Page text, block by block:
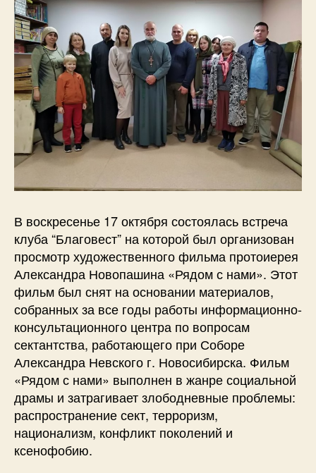
В воскресенье 17 октября состоялась встреча
клуба “Благовест” на которой был организован
просмотр художественного фильма протоиерея
Александра Новопашина «Рядом с нами». Этот
фильм был снят на основании материалов,
собранных за все годы работы информационно-
консультационного центра по вопросам
сектантства, работающего при Соборе
Александра Невского г. Новосибирска. Фильм
«Рядом с нами» выполнен в жанре социальной
драмы и затрагивает злободневные проблемы:
распространение сект, терроризм,
национализм, конфликт поколений и
ксенофобию.